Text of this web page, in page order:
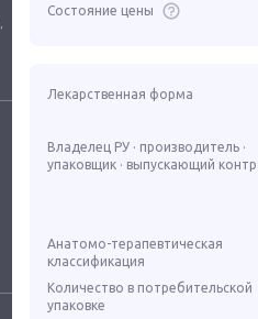
Состояние цены
Лекарственная форма
Владелец РУ · производитель ·
упаковщик · выпускающий
Анатомо-терапевтическая
классификация
Количество в потребительской
упаковке